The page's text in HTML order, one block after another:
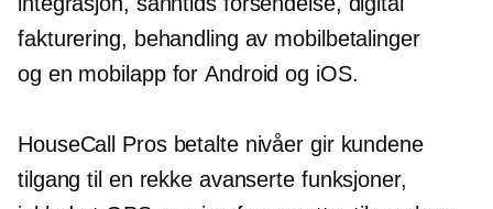
fakturering, behandling av mobilbetalinger
og en mobilapp for Android og iOS.
HouseCall Pros betalte nivåer gir kundene
tilgang til en rekke avanserte funksjoner,